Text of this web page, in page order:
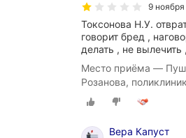
9
Токсонова Н.У.
говорит бред ,
делать , не вылечить
Место приёма —
Розанова,
Вера Капуст